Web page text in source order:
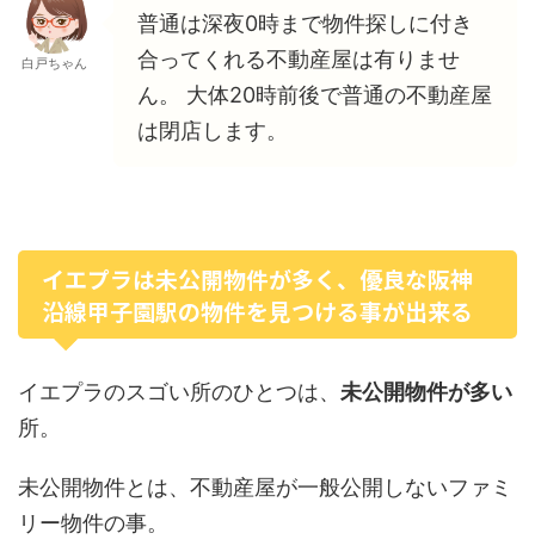
白戸ちゃん
普通は深夜0時まで物件探しに付き
合ってくれる不動産屋は有りませ
ん。 大体20時前後で普通の不動産屋
は閉店します。
イエプラは未公開物件が多く、優良な阪神
沿線甲子園駅の物件を見つける事が出来る
イエプラのスゴい所のひとつは、 未公開物件が多い
所。
未公開物件とは、不動産屋が一般公開しないファミ
リー物件の事。